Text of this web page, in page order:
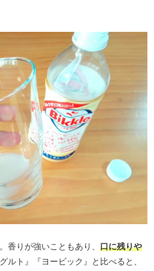
香りが強いこともあり、 口に残りや
ルト』『ヨービック』と比べると、